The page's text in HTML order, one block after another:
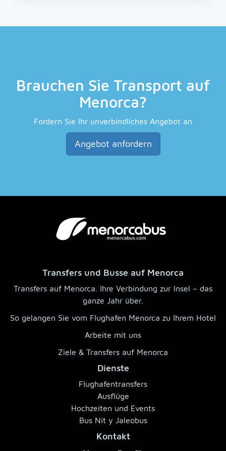
Brauchen Sie Transport auf
Menorca?
Fordern Sie Ihr unverbindliches Angebot an
Angebot anfordern
Transfers und Busse auf Menorca
Transfers auf Menorca. Ihre Verbindung zur Insel – das
ganze Jahr über.
So gelangen Sie vom Flughafen Menorca zu Ihrem Hotel
Arbeite mit uns
Ziele & Transfers auf Menorca
Dienste
Flughafentransfers
Ausflüge
Hochzeiten und Events
Bus Nit y Jaleobus
Kontakt